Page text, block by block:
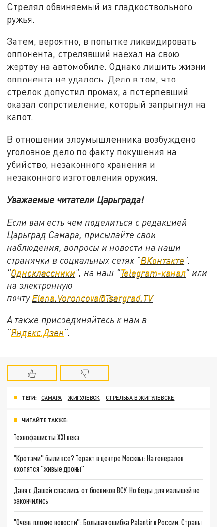
Стрелял обвиняемый из гладкоствольного
ружья.
Затем, вероятно, в попытке ликвидировать
оппонента, стрелявший наехал на свою
жертву на автомобиле. Однако лишить жизни
оппонента не удалось. Дело в том, что
стрелок допустил промах, а потерпевший
оказал сопротивление, который запрыгнул на
капот.
В отношении злоумышленника возбуждено
уголовное дело по факту покушения на
убийство, незаконного хранения и
незаконного изготовления оружия.
Уважаемые читатели Царьграда!
Если вам есть чем поделиться с редакцией
Царьград Самара, присылайте свои
наблюдения, вопросы и новости на наши
странички в социальных сетях "ВКонтакте",
"Одноклассники", на наш "Telegram-канал" или
на электронную
почту Elena.Voroncova@Tsargrad.TV
А также присоединяйтесь к нам в
"Яндекс.Дзен".
ТЕГИ: САМАРА ЖИГУЛЕВСК СТРЕЛЬБА В ЖИГУЛЕВСКЕ
ЧИТАЙТЕ ТАКЖЕ:
Технофашисты XXI века
"Кротами" были все? Теракт в центре Москвы: На генералов
охотятся "живые дроны"
Даня с Дашей спаслись от боевиков ВСУ. Но беды для малышей не
закончились
"Очень плохие новости": Большая ошибка Palantir в России. Страны